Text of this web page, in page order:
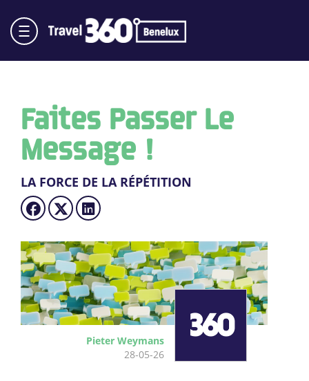
Faites Passer Le
Message !
LA FORCE DE LA RÉPÉTITION
Pieter Weymans
28-05-26